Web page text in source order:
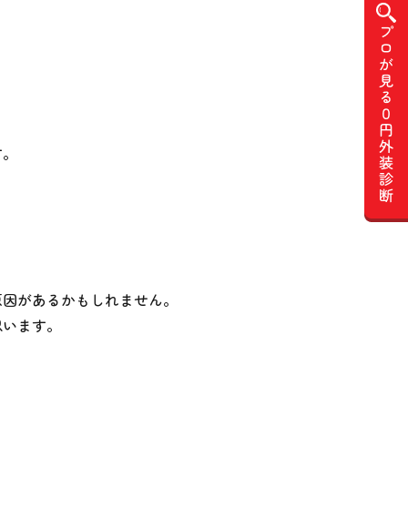
があるかもしれません。
ます。